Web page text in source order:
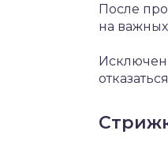
После
на